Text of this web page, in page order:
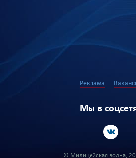
Реклама
Мы в
© Милицейская волна,